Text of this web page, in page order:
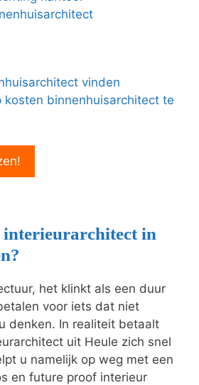
vinden
kosten binnenhuisarchitect te
interieurarchitect in
het klinkt als een duur
voor iets dat niet
denken. In realiteit betaalt
uit Heule zich snel
u namelijk op weg met een
en future proof interieur